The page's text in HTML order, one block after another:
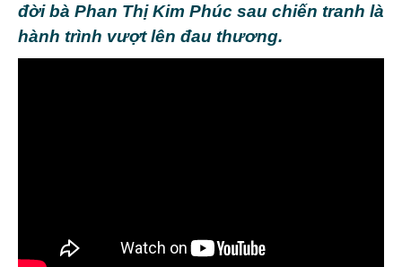
đời bà Phan Thị Kim Phúc sau chiến tranh là
hành trình vượt lên đau thương.